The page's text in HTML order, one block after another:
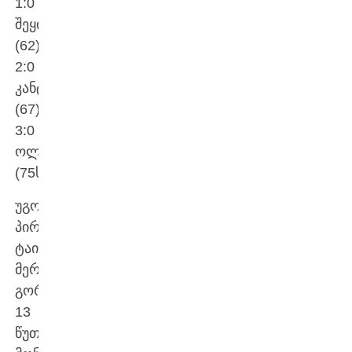
შეყილაძე
(62);
2:0
კანტე
(67);
3:0
ოლივეირა
(75სკ)
უგოლო
პირველი
ტაიმის
მერე,
გორელებმა
13
წუთიან